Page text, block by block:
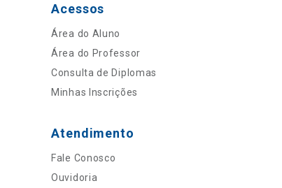
Acessos
Área do Aluno
Área do Professor
Consulta de Diplomas
Minhas Inscrições
Atendimento
Fale Conosco
Ouvidoria